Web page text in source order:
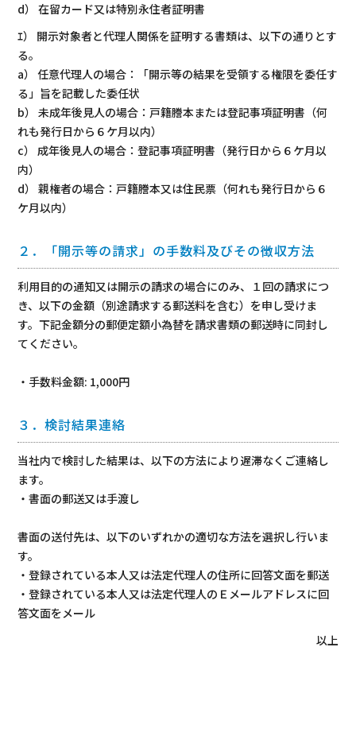
d） 在留カード又は特別永住者証明書
ｴ） 開示対象者と代理人関係を証明する書類は、以下の通りとす
る。
a） 任意代理人の場合：「開示等の結果を受領する権限を委任す
る」旨を記載した委任状
b） 未成年後見人の場合：戸籍謄本または登記事項証明書（何
れも発行日から６ケ月以内）
c） 成年後見人の場合：登記事項証明書（発行日から６ケ月以
内）
d） 親権者の場合：戸籍謄本又は住民票（何れも発行日から６
ケ月以内）
２．「開示等の請求」の手数料及びその徴収方法
利用目的の通知又は開示の請求の場合にのみ、１回の請求につ
き、以下の金額（別途請求する郵送料を含む）を申し受けま
す。下記金額分の郵便定額小為替を請求書類の郵送時に同封し
てください。
・手数料金額: 1,000円
３．検討結果連絡
当社内で検討した結果は、以下の方法により遅滞なくご連絡し
ます。
・書面の郵送又は手渡し
書面の送付先は、以下のいずれかの適切な方法を選択し行いま
す。
・登録されている本人又は法定代理人の住所に回答文面を郵送
・登録されている本人又は法定代理人のＥメールアドレスに回
答文面をメール
以上